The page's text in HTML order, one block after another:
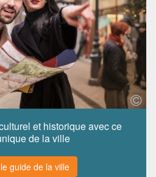
et historique avec ce
de la ville
guide de la ville